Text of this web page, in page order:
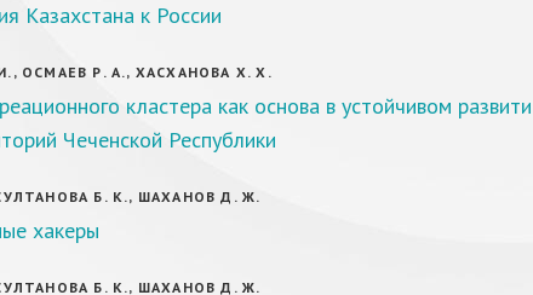
Казахстана к России
ОСМАЕВ Р. А., ХАСХАНОВА Х. Х.
кластера как основа в устойчивом
Чеченской Республики
Б. К., ШАХАНОВ Д. Ж.
хакеры
Б. К., ШАХАНОВ Д. Ж.